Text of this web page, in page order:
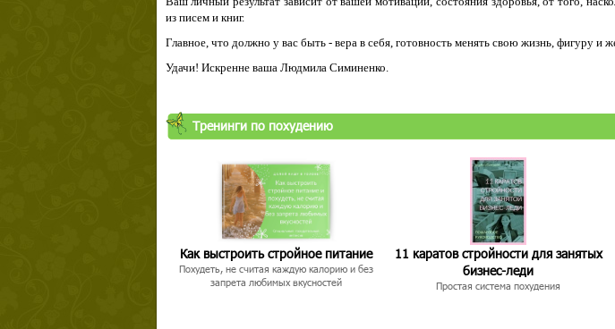
из писем и книг.
Главное, что должно у вас быть - вера в себя, готовность менять свою жизнь, фигуру и
Удачи! Искренне ваша Людмила Симиненко.
Тренинги по похудению
Как выстроить стройное питание
Похудеть, не считая каждую калорию и без
запрета любимых вкусностей
11 каратов стройности для занятых
бизнес-леди
Простая система похудения